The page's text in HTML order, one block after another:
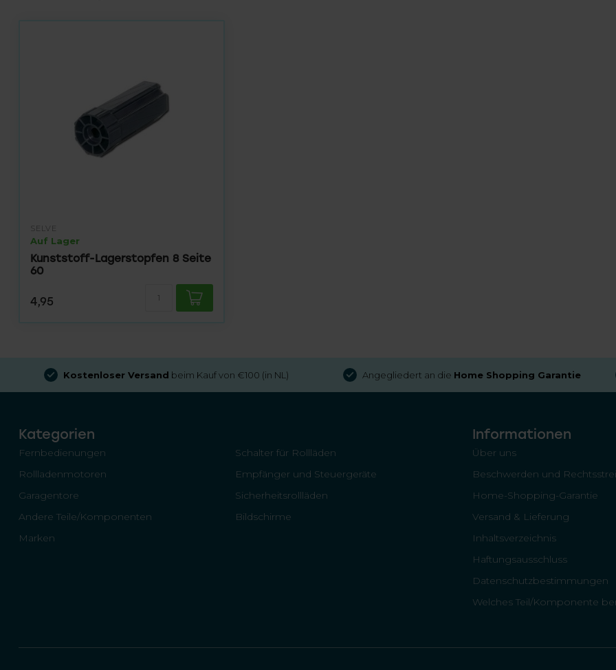
SELVE
Auf Lager
Kunststoff-Lagerstopfen 8 Seite
60
4,95
Kostenloser Versand beim Kauf von €100 (in NL) Angegliedert an die Home Shopping Garantie
Kategorien
Fernbedienungen
Schalter für Rollläden
Rollladenmotoren
Empfänger und Steuergeräte
Garagentore
Sicherheitsrollläden
Andere Teile/Komponenten
Bildschirme
Marken
Informationen
Über uns
Beschwerden und
Home-Shopping-Garantie
Versand & Lieferung
Inhaltsverzeichnis
Haftungsausschluss
Datenschutzbestimmungen
Welches Teil/Komponente